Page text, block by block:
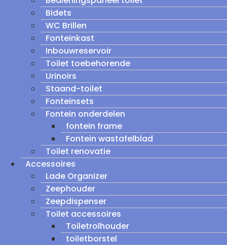
Bidets
WC Brillen
Fonteinkast
Inbouwreservoir
Toilet toebehorende
Urinoirs
Staand-toilet
Fonteinsets
Fontein onderdelen
fontein frame
Fontein wastafelblad
Toilet renovatie
Accessoires
Lade Organizer
Zeephouder
Zeepdispenser
Toilet accessoires
Toiletrolhouder
toiletborstel